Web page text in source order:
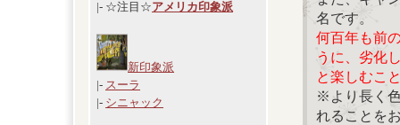
|- ☆注目☆アメリカ印象派
新印象派
|- スーラ
|- シニャック
名です。
何百年も前
うに、劣化
と楽しむこ
※より長く
れることを